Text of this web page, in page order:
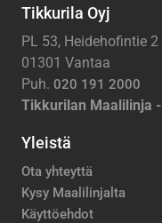
Tikkurila Oyj
PL 53, Heidehofintie 2
01301 Vantaa
Puh. 020 191 2000
Tikkurilan Maalilinja -
Yleistä
Ota yhteyttä
Kysy Maalilinjalta
Käyttöehdot